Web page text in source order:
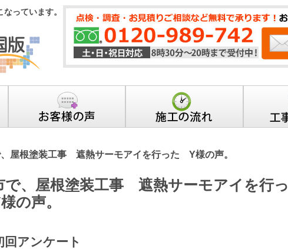
っています。
屋根塗装工事 遮熱サーモアイを行った Y様の声。
で、屋根塗装工事 遮熱サーモアイを行っ
の声。
回アンケート